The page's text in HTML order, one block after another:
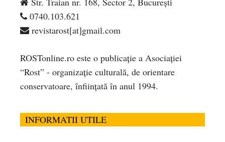
0740.103.621
revistarost[at]gmail.com
ROSTonline.ro este o publicaţie a Asociaţiei
“Rost” - organizaţie culturală, de orientare
conservatoare, înfiinţată în anul 1994.
INFORMATII UTILE